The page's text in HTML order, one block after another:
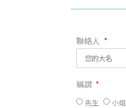
聯絡人
稱謂
先生 小姐